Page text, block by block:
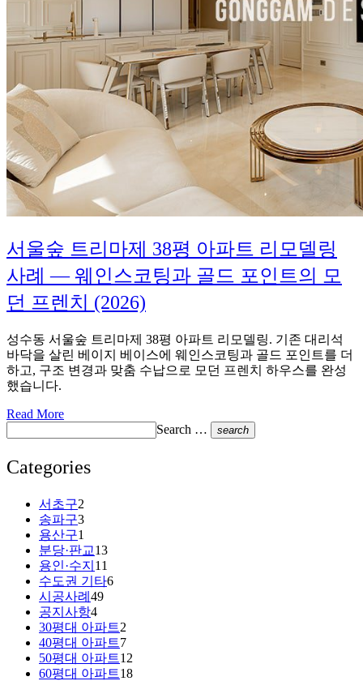
서울숲 트리마제 38평 아파트 리모델링
사례 — 웨인스코팅과 골드 포인트의 모
던 프렌치 (2026)
성수동 서울숲 트리마제 38평 아파트 리모델링. 기존 대리석
바닥을 살린 베이지 베이스에 웨인스코팅과 골드 포인트를 더
하고, 구조 변경과 맞춤 수납으로 모던 프렌치 하우스를 완성
했습니다.
Read More
Search …
search
Categories
서초구2
송파구3
용산구1
분당·판교13
용인·수지 11
수도권 기타6
시공사례 49
공지사항4
30평대 아파트2
40평대 아파트7
50평대 아파트12
60평대 아파트18